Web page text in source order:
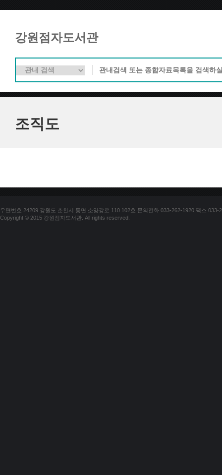
강원점자도서관
조직도
우편번호 24209 강원도 춘천시 동면 소양강로 110 102호 문의전화 033-262-1920 팩스 033-
Copyright © 2015 강원점자도서관. All rights reserved.